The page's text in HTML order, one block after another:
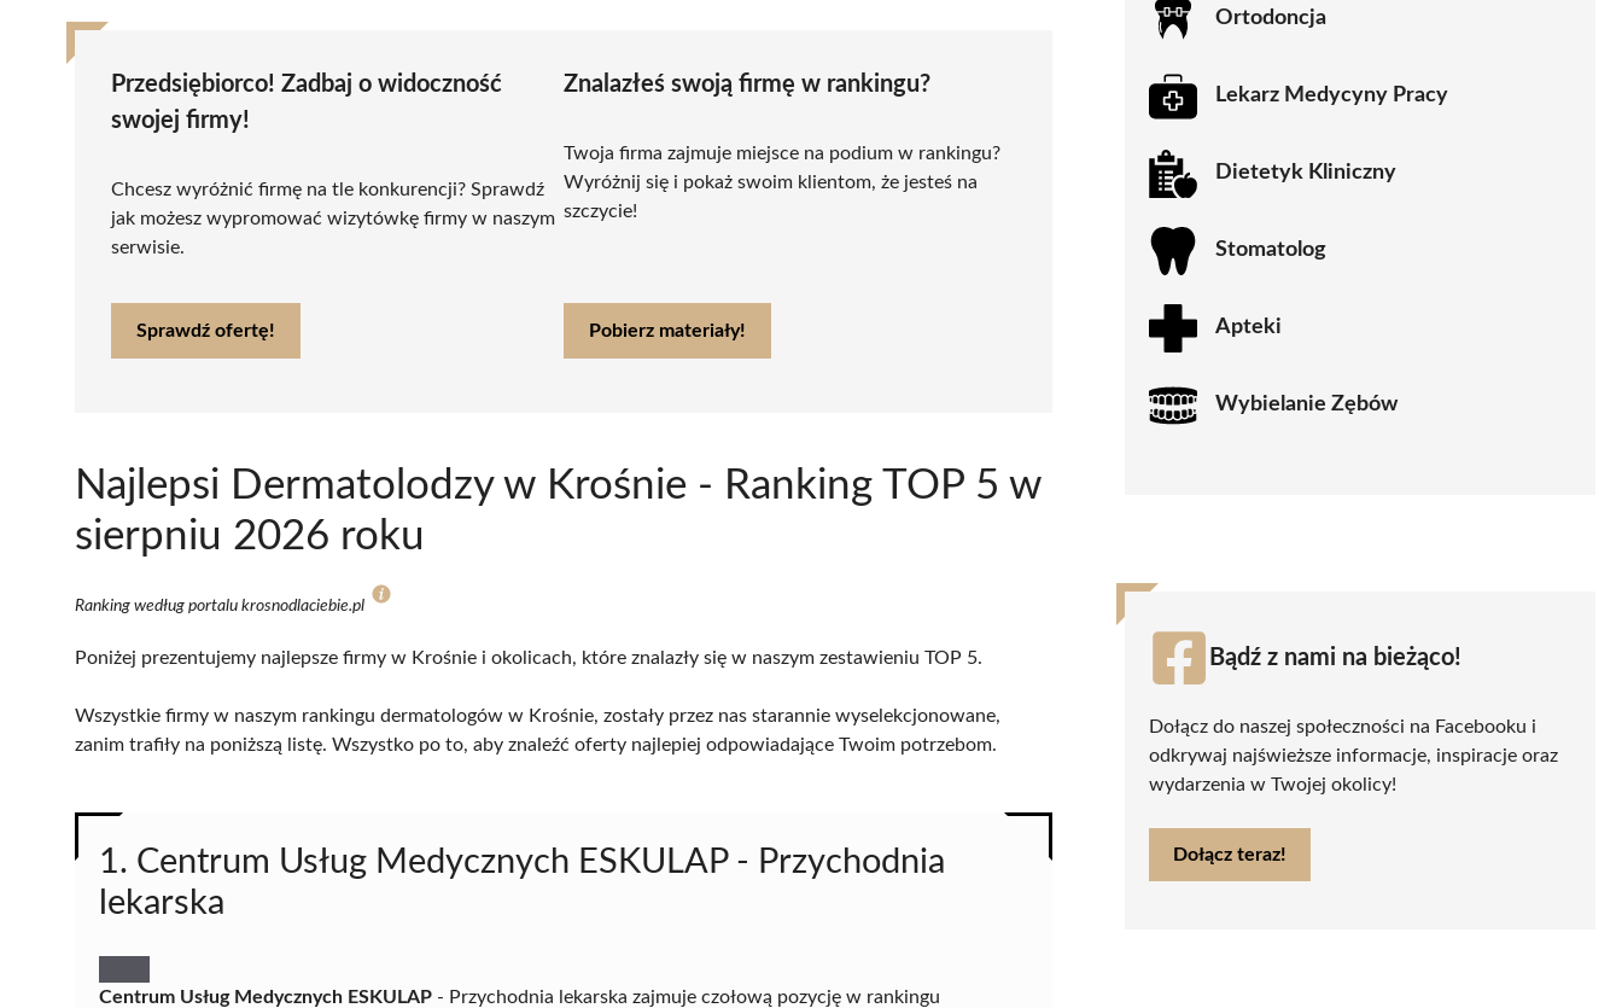
Przedsiębiorco! Zadbaj o widoczność
swojej firmy!
Chcesz wyróżnić firmę na tle konkurencji? Sprawdź
jak możesz wypromować wizytówkę firmy w naszym
serwisie.
Sprawdź ofertę!
Znalazłeś swoją firmę w rankingu?
Twoja firma zajmuje miejsce na podium w rankingu?
Wyróżnij się i pokaż swoim klientom, że jesteś na
szczycie!
Pobierz materiały!
Najlepsi Dermatolodzy w Krośnie - Ranking TOP 5 w
sierpniu 2026 roku
Ranking według portalu krosnodlaciebie.pl
Poniżej prezentujemy najlepsze firmy w Krośnie i okolicach, które znalazły się w naszym zestawieniu TOP 5.
Wszystkie firmy w naszym rankingu dermatologów w Krośnie, zostały przez nas starannie wyselekcjonowane,
zanim trafiły na poniższą listę. Wszystko po to, aby znaleźć oferty najlepiej odpowiadające Twoim potrzebom.
1. Centrum Usług Medycznych ESKULAP - Przychodnia
lekarska
Centrum Usług Medycznych ESKULAP - Przychodnia lekarska zajmuje czołową pozycję w rankingu
Ortodoncja
Lekarz Medycyny Pracy
Dietetyk Kliniczny
Stomatolog
Apteki
Wybielanie Zębów
Bądź z nami na bieżąco!
Dołącz do naszej społeczności na Facebooku i
odkrywaj najświeższe informacje, inspiracje oraz
wydarzenia w Twojej okolicy!
Dołącz teraz!